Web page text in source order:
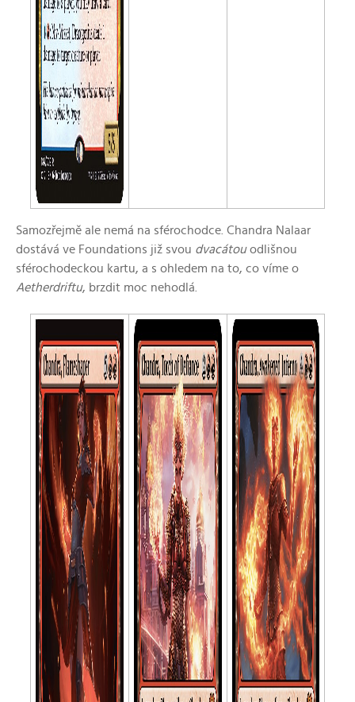
Samozřejmě ale nemá na sférochodce. Chandra Nalaar
dostává ve Foundations již svou dvacátouodlišnou
sférochodeckou kartu, a s ohledem na to, co víme o
Aetherdriftu, brzdit moc nehodlá.